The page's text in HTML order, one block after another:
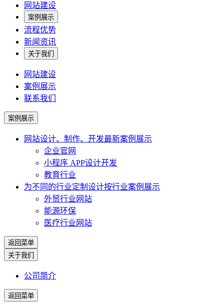
网站建设
案例展示
流程优势
新闻资讯
关于我们
网站建设
案例展示
联系我们
案例展示
网站设计、制作、开发最新案例展示
企业官网
小程序 APP设计开发
教育行业
为不同的行业定制设计按行业案例展示
外贸行业网站
能源环保
医疗行业网站
返回菜单
关于我们
公司简介
返回菜单